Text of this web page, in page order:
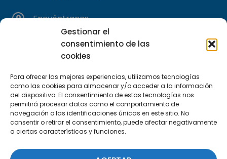
Gestionar el
consentimiento de las
cookies
Para ofrecer las mejores experiencias, utilizamos tecnologías
como las cookies para almacenar y/o acceder a la información
del dispositivo. El consentimiento de estas tecnologías nos
permitirá procesar datos como el comportamiento de
navegación o las identificaciones únicas en este sitio. No
consentir o retirar el consentimiento, puede afectar negativamente
a ciertas características y funciones.
Encuéntranos
C/Marie Curie, 35
29590 Campanillas, Málaga
Suscríbete a nuestra Newsletter
SUSCRÍBETE AQUÍ